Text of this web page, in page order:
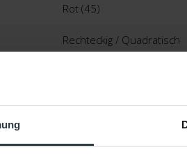
Rot (45)
Rechteckig / Quadratisch
Ca. 0,5 Zentimeter